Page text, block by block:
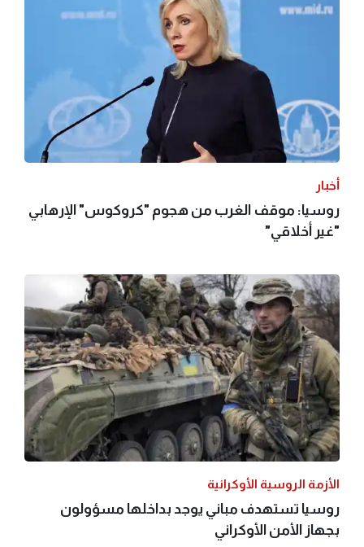
أخبار
روسيا: موقف الغرب من هجوم "كروكوس" الإرهابي
"غير أخلاقي"
الأزمة الروسية الأوكرانية
روسيا تستهدف مباني يوجد بداخلها مسؤولون
بجهاز الأمن الأوكراني